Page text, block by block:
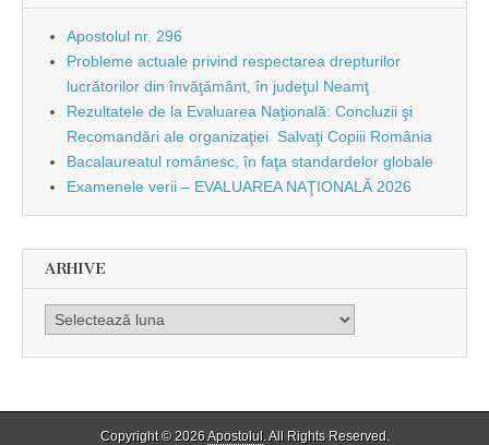
Apostolul nr. 296
Probleme actuale privind respectarea drepturilor
lucrătorilor din învăţământ, în judeţul Neamţ
Rezultatele de la Evaluarea Naţională: Concluzii şi
Recomandări ale organizaţiei Salvaţi Copiii România
Bacalaureatul românesc, în faţa standardelor globale
Examenele verii – EVALUAREA NAŢIONALĂ 2026
ARHIVE
Arhive
Copyright © 2026Apostolul. All Rights Reserved.